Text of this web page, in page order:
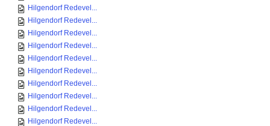
Hilgendorf Redevel...
Hilgendorf Redevel...
Hilgendorf Redevel...
Hilgendorf Redevel...
Hilgendorf Redevel...
Hilgendorf Redevel...
Hilgendorf Redevel...
Hilgendorf Redevel...
Hilgendorf Redevel...
Hilgendorf Redevel...